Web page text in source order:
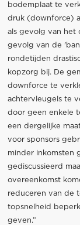
bodemplaat te
druk (downforce)
als gevolg van het
gevolg van de
rondetijden
kopzorg bij. De
downforce te
achtervleugels te
door geen enkele
een dergelijke
voor sponsors
minder inkomsten
gediscussieerd
overeenkomst
reduceren van de
topsnelheid
geven.”